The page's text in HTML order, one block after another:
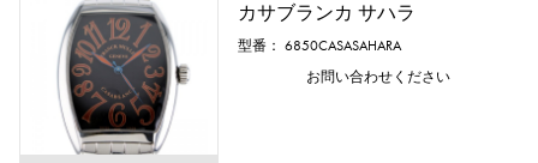
カサブランカ サハラ
型番： 6850CASASAHARA
お問い合わせください